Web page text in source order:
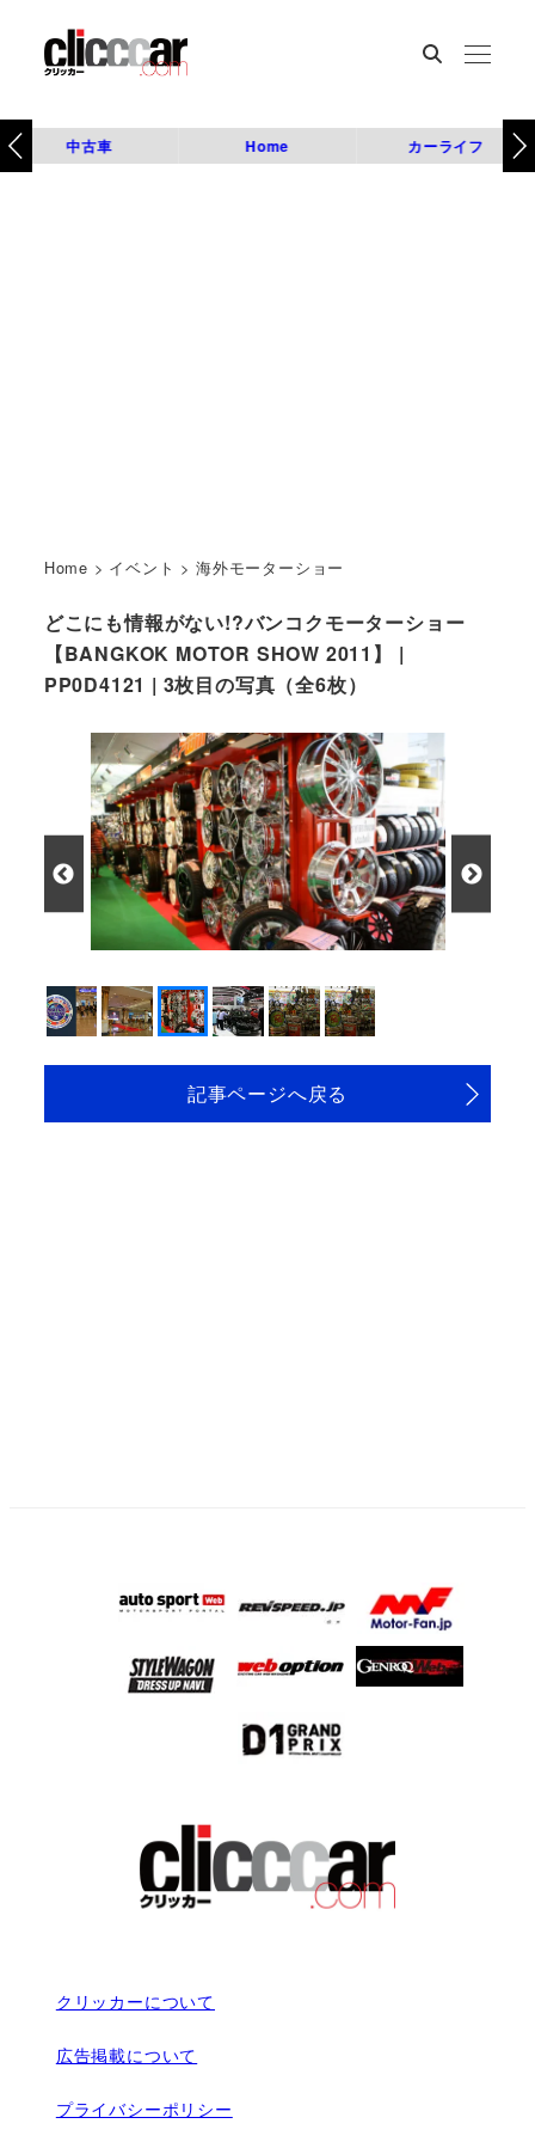
中古車 Home カーライフ
Home > イベント >海外モーターショー
どこにも情報がない!?バンコクモーターショー
【BANGKOK MOTOR SHOW 2011】 |
PP0D4121 | 3枚目の写真（全6枚）
記事ページへ戻る
クリッカーについて
広告掲載について
プライバシーポリシー